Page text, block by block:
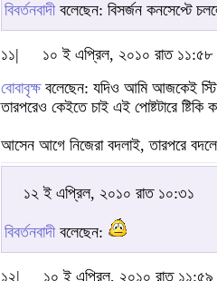
বিবর্তনবাদীবলেছেন: বিসর্জন কনসেপ্টে
১১|
১০ ই এপ্রিল, ২০১০ রাত ১১:৫৮
বোবাবৃক্ষবলেছেন: যদিও আমি আজকেই
তারপরেও কেইতে চাই এই পোষ্টটারে ষ্টিকি
আসেন আগে নিজেরা বদলাই, তারপরে
১২ ই এপ্রিল, ২০১০ রাত ১০:৩১
বিবর্তনবাদীবলেছেন:
১২| ১০ ই এপ্রিল, ২০১০ রাত ১১:৫৯